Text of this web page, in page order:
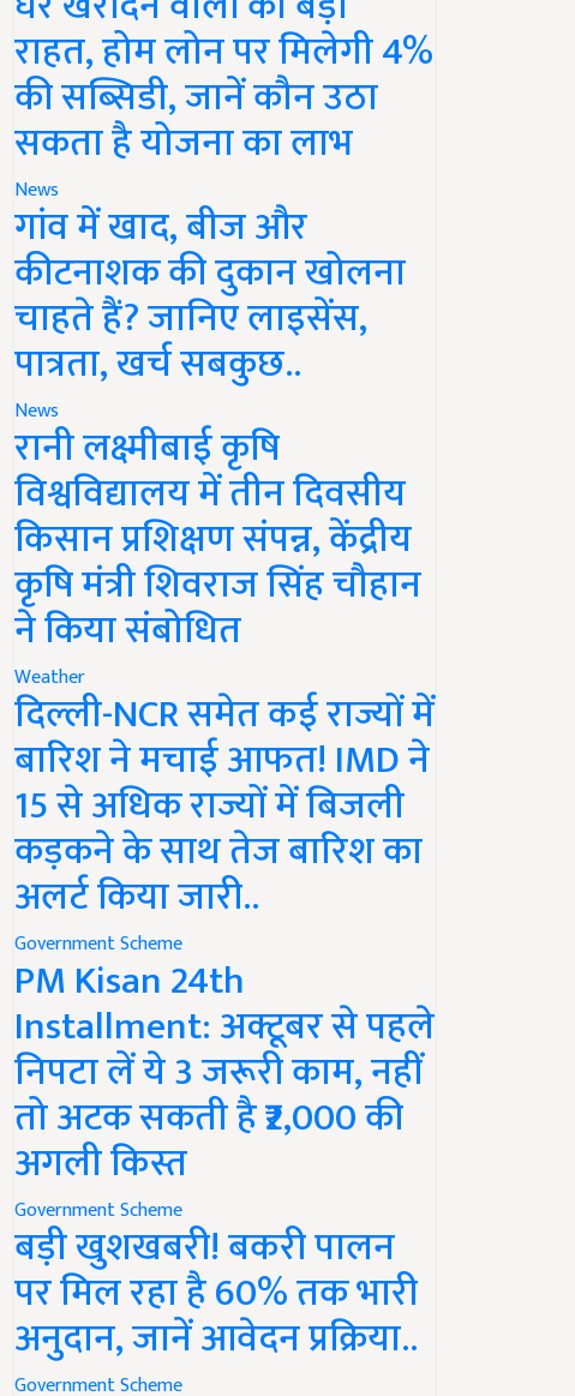
राहत, होम लोन पर मिलेगी 4%
की सब्सिडी, जानें कौन उठा
सकता है योजना का लाभ
News
गांव में खाद, बीज और
कीटनाशक की दुकान खोलना
चाहते हैं? जानिए लाइसेंस,
पात्रता, खर्च सबकुछ..
News
रानी लक्ष्मीबाई कृषि
विश्वविद्यालय में तीन दिवसीय
किसान प्रशिक्षण संपन्न, केंद्रीय
कृषि मंत्री शिवराज सिंह चौहान
ने किया संबोधित
Weather
दिल्ली-NCR समेत कई राज्यों में
बारिश ने मचाई आफत! IMD ने
15 से अधिक राज्यों में बिजली
कड़कने के साथ तेज बारिश का
अलर्ट किया जारी..
Government Scheme
PM Kisan 24th
Installment: अक्टूबर से पहले
निपटा लें ये 3 जरूरी काम, नहीं
तो अटक सकती है ₹2,000 की
अगली किस्त
Government Scheme
बड़ी खुशखबरी! बकरी पालन
पर मिल रहा है 60% तक भारी
अनुदान, जानें आवेदन प्रक्रिया..
Government Scheme